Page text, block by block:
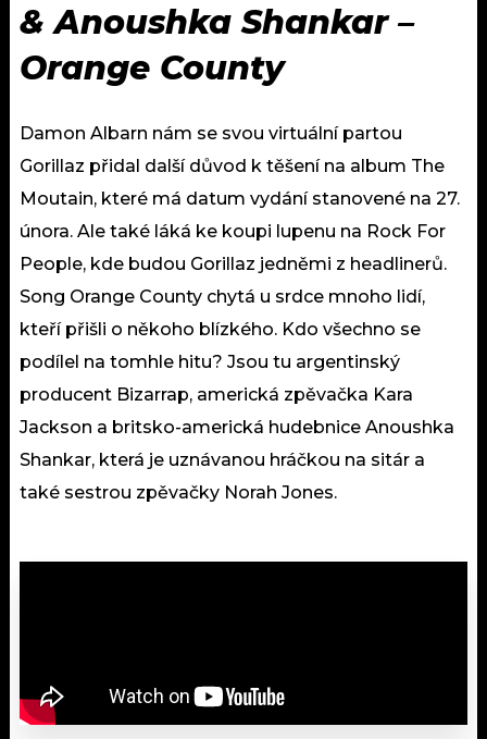
& Anoushka Shankar –
Orange County
Damon Albarn nám se svou virtuální partou
Gorillaz přidal další důvod k těšení na album The
Moutain, které má datum vydání stanovené na 27.
února. Ale také láká ke koupi lupenu na Rock For
People, kde budou Gorillaz jedněmi z headlinerů.
Song Orange County chytá u srdce mnoho lidí,
kteří přišli o někoho blízkého. Kdo všechno se
podílel na tomhle hitu? Jsou tu argentinský
producent Bizarrap, americká zpěvačka Kara
Jackson a britsko-americká hudebnice Anoushka
Shankar, která je uznávanou hráčkou na sitár a
také sestrou zpěvačky Norah Jones.